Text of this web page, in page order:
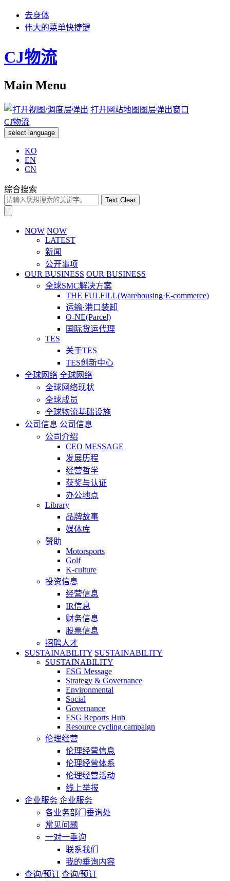
去身体
伟大的菜单快捷键
CJ物流
Main Menu
打开网站地图图层弹出窗口
CJ物流
select language
KO
EN
CN
综合搜索
Text Clear
NOW NOW
LATEST
新闻
公开事项
OUR BUSINESS OUR BUSINESS
全球SMC解决方案
THE FULFILL(Warehousing·E-commerce)
运输·港口装卸
O-NE(Parcel)
国际货运代理
TES
关于TES
TES创新中心
全球网络 全球网络
全球网络现状
全球成员
全球物流基础设施
公司信息 公司信息
公司介绍
CEO MESSAGE
发展历程
经营哲学
获奖与认证
办公地点
Library
品牌故事
媒体库
赞助
Motorsports
Golf
K-culture
投资信息
经营信息
IR信息
财务信息
股票信息
招聘人才
SUSTAINABILITY SUSTAINABILITY
SUSTAINABILITY
ESG Message
Strategy & Governance
Environmental
Social
Governance
ESG Reports Hub
Resource cycling campaign
伦理经营
伦理经营信息
伦理经营体系
伦理经营活动
线上举报
企业服务 企业服务
各业务部门垂询处
常见问题
一对一垂询
联系我们
我的垂询内容
查询/预订 查询/预订